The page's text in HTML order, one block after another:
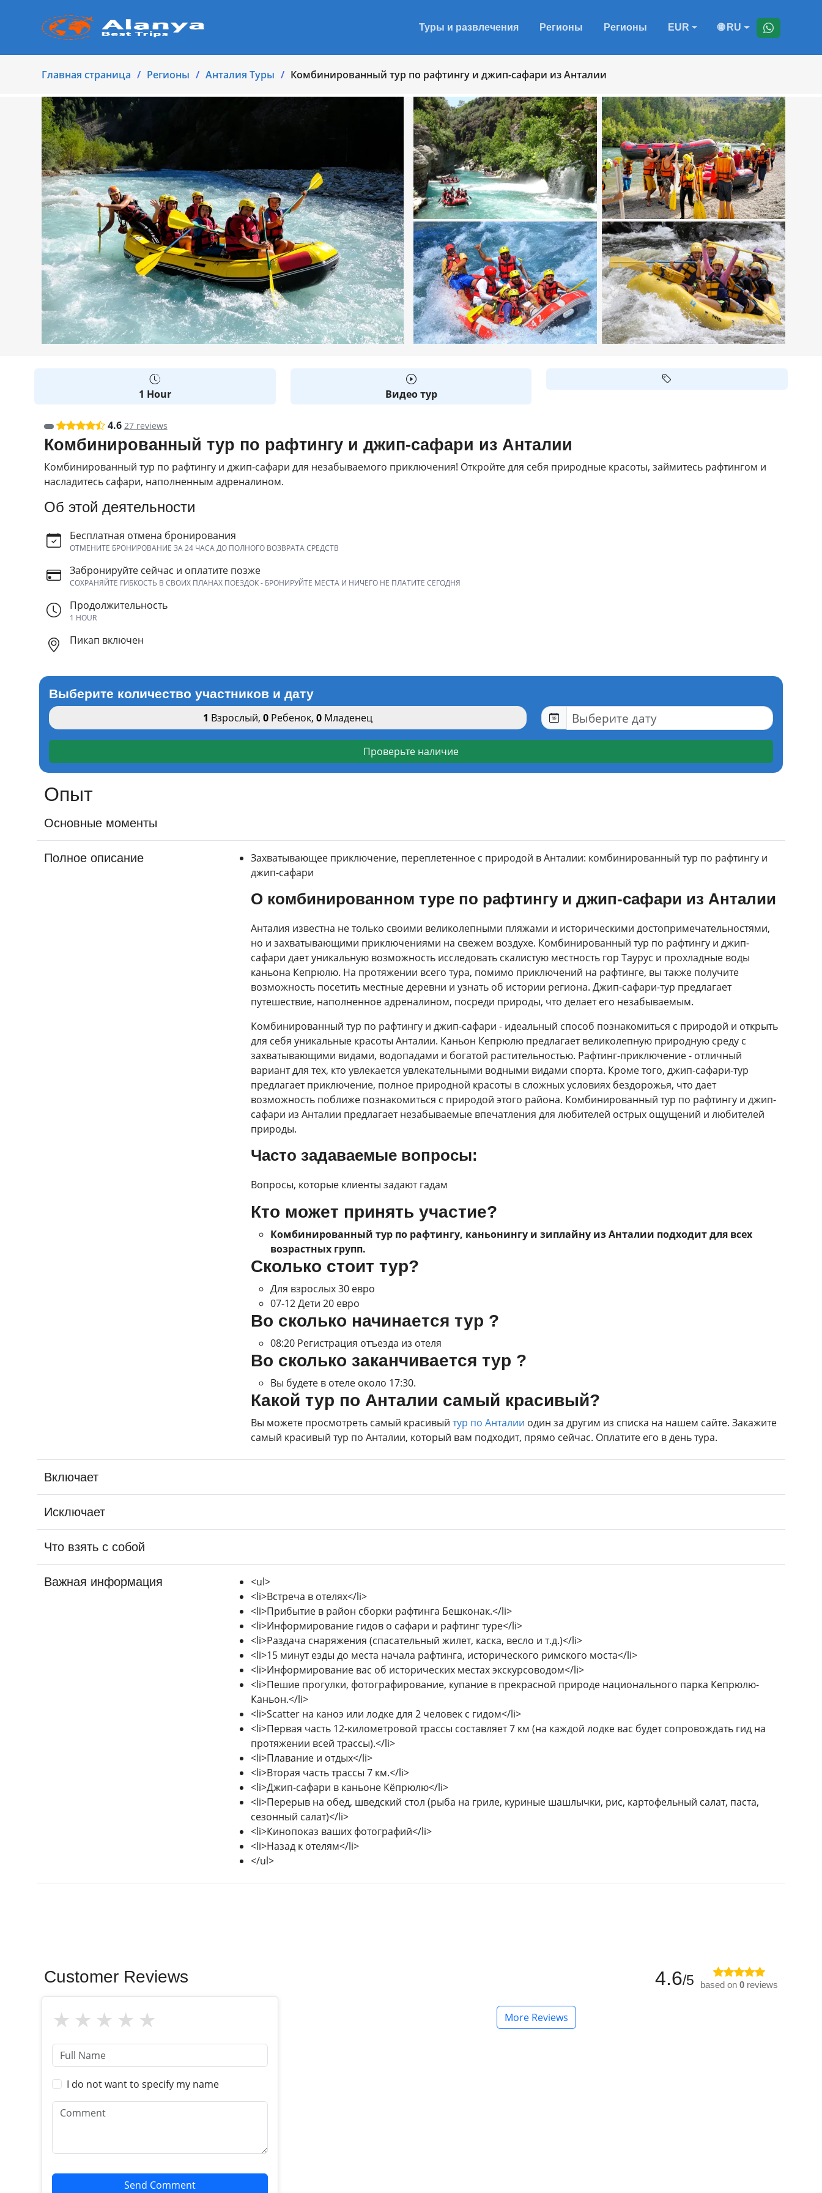
Туры и развлечения Регионы Регионы EUR 🌐 RU
Главная страница Регионы Анталия Туры Комбинированный тур по рафтингу и джип-сафари из Анталии
1 Hour Видео тур
4.6 27 reviews
Комбинированный тур по рафтингу и джип-сафари из Анталии
Комбинированный тур по рафтингу и джип-сафари для незабываемого приключения! Откройте для себя природные красоты, займитесь рафтингом и
насладитесь сафари, наполненным адреналином.
Об этой деятельности
Бесплатная отмена бронирования
ОТМЕНИТЕ БРОНИРОВАНИЕ ЗА 24 ЧАСА ДО ПОЛНОГО ВОЗВРАТА СРЕДСТВ
Забронируйте сейчас и оплатите позже
СОХРАНЯЙТЕ ГИБКОСТЬ В СВОИХ ПЛАНАХ ПОЕЗДОК - БРОНИРУЙТЕ МЕСТА И НИЧЕГО НЕ ПЛАТИТЕ СЕГОДНЯ
Продолжительность
1 HOUR
Пикап включен
Выберите количество участников и дату
1 Взрослый,0 Ребенок,0 Младенец
Проверьте наличие
Опыт
Основные моменты
Полное описание
Захватывающее приключение, переплетенное с природой в Анталии: комбинированный тур по рафтингу и
джип-сафари
О комбинированном туре по рафтингу и джип-сафари из Анталии
Анталия известна не только своими великолепными пляжами и историческими достопримечательностями,
но и захватывающими приключениями на свежем воздухе. Комбинированный тур по рафтингу и джип-
сафари дает уникальную возможность исследовать скалистую местность гор Таурус и прохладные воды
каньона Кепрюлю. На протяжении всего тура, помимо приключений на рафтинге, вы также получите
возможность посетить местные деревни и узнать об истории региона. Джип-сафари-тур предлагает
путешествие, наполненное адреналином, посреди природы, что делает его незабываемым.
Комбинированный тур по рафтингу и джип-сафари - идеальный способ познакомиться с природой и открыть
для себя уникальные красоты Анталии. Каньон Кепрюлю предлагает великолепную природную среду с
захватывающими видами, водопадами и богатой растительностью. Рафтинг-приключение - отличный
вариант для тех, кто увлекается увлекательными водными видами спорта. Кроме того, джип-сафари-тур
предлагает приключение, полное природной красоты в сложных условиях бездорожья, что дает
возможность поближе познакомиться с природой этого района. Комбинированный тур по рафтингу и джип-
сафари из Анталии предлагает незабываемые впечатления для любителей острых ощущений и любителей
природы.
Часто задаваемые вопросы:
Вопросы, которые клиенты задают гадам
Кто может принять участие?
Комбинированный тур по рафтингу, каньонингу и зиплайну из Анталии подходит для всех
возрастных групп.
Сколько стоит тур?
Для взрослых 30 евро
07-12 Дети 20 евро
Во сколько начинается тур ?
08:20 Регистрация отъезда из отеля
Во сколько заканчивается тур ?
Вы будете в отеле около 17:30.
Какой тур по Анталии самый красивый?
Вы можете просмотреть самый красивый тур по Анталии один за другим из списка на нашем сайте. Закажите
самый красивый тур по Анталии, который вам подходит, прямо сейчас. Оплатите его в день тура.
Включает
Исключает
Что взять с собой
Важная информация
<ul>
<li>Встреча в отелях</li>
<li>Прибытие в район сборки рафтинга Бешконак.</li>
<li>Информирование гидов о сафари и рафтинг туре</li>
<li>Раздача снаряжения (спасательный жилет, каска, весло и т.д.)</li>
<li>15 минут езды до места начала рафтинга, исторического римского моста</li>
<li>Информирование вас об исторических местах экскурсоводом</li>
<li>Пешие прогулки, фотографирование, купание в прекрасной природе национального парка Кепрюлю-
Каньон.</li>
<li>Scatter на каноэ или лодке для 2 человек с гидом</li>
<li>Первая часть 12-километровой трассы составляет 7 км (на каждой лодке вас будет сопровождать гид на
протяжении всей трассы).</li>
<li>Плавание и отдых</li>
<li>Вторая часть трассы 7 км.</li>
<li>Джип-сафари в каньоне Кёпрюлю</li>
<li>Перерыв на обед, шведский стол (рыба на гриле, куриные шашлычки, рис, картофельный салат, паста,
сезонный салат)</li>
<li>Кинопоказ ваших фотографий</li>
<li>Назад к отелям</li>
</ul>
Customer Reviews 4.6/5 based on 0 reviews
I do not want to specify my name
Send Comment
More Reviews